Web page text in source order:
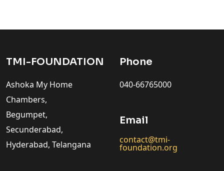
TMI-FOUNDATION
Ashoka My Home
Chambers,
Begumpet,
Secunderabad,
Hyderabad, Telangana
Phone
040-66765000
Email
contact@tmi-
foundation.org